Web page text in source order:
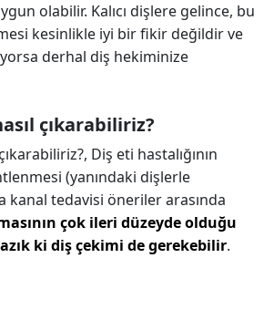
olabilir. Kalıcı dişlere gelince, bu
kesinlikle iyi bir fikir değildir ve
derhal diş hekiminize
çıkarabiliriz?
Diş eti hastalığının
(yanındaki dişlerle
kanal tedavisi öneriler arasında
çok ileri düzeyde olduğu
ki diş çekimi de gerekebilir.